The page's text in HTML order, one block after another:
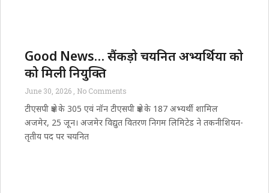
Good News… सैंकड़ो चयनित अभ्यर्थियों को
को मिली नियुक्ति
June 30, 2026 No Comments
टीएसपी क्षेत्र के 305 एवं नॉन टीएसपी क्षेत्र के 187 अभ्यर्थी शामिल
अजमेर, 25 जून। अजमेर विद्युत वितरण निगम लिमिटेड ने तकनीशियन-
तृतीय पद पर चयनित